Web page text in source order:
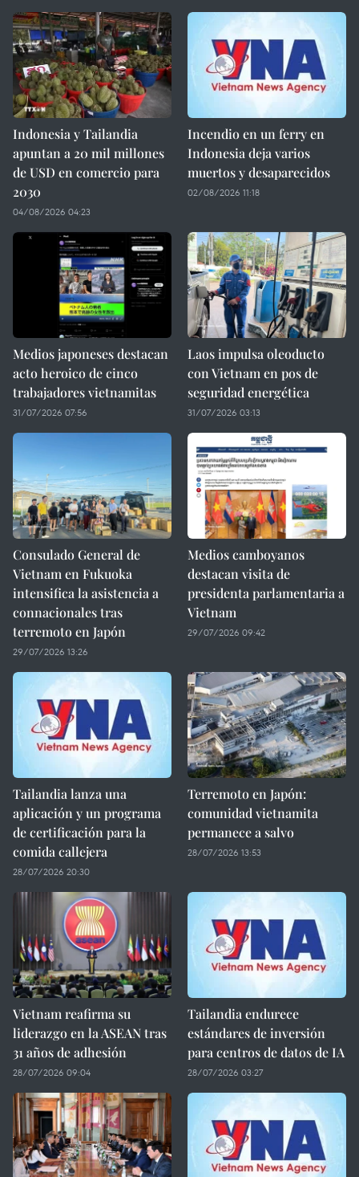
Indonesia y Tailandia
apuntan a 20 mil millones
de USD en comercio para
2030
04/08/2026 04:23
Incendio en un ferry en
Indonesia deja varios
muertos y desaparecidos
02/08/2026 11:18
Medios japoneses destacan
acto heroico de cinco
trabajadores vietnamitas
31/07/2026 07:56
Laos impulsa oleoducto
con Vietnam en pos de
seguridad energética
31/07/2026 03:13
Consulado General de
Vietnam en Fukuoka
intensifica la asistencia a
connacionales tras
terremoto en Japón
29/07/2026 13:26
Medios camboyanos
destacan visita de
presidenta parlamentaria a
Vietnam
29/07/2026 09:42
Tailandia lanza una
aplicación y un programa
de certificación para la
comida callejera
28/07/2026 20:30
Terremoto en Japón:
comunidad vietnamita
permanece a salvo
28/07/2026 13:53
Vietnam reafirma su
liderazgo en la ASEAN tras
31 años de adhesión
28/07/2026 09:04
Tailandia endurece
estándares de inversión
para centros de datos de IA
28/07/2026 03:27